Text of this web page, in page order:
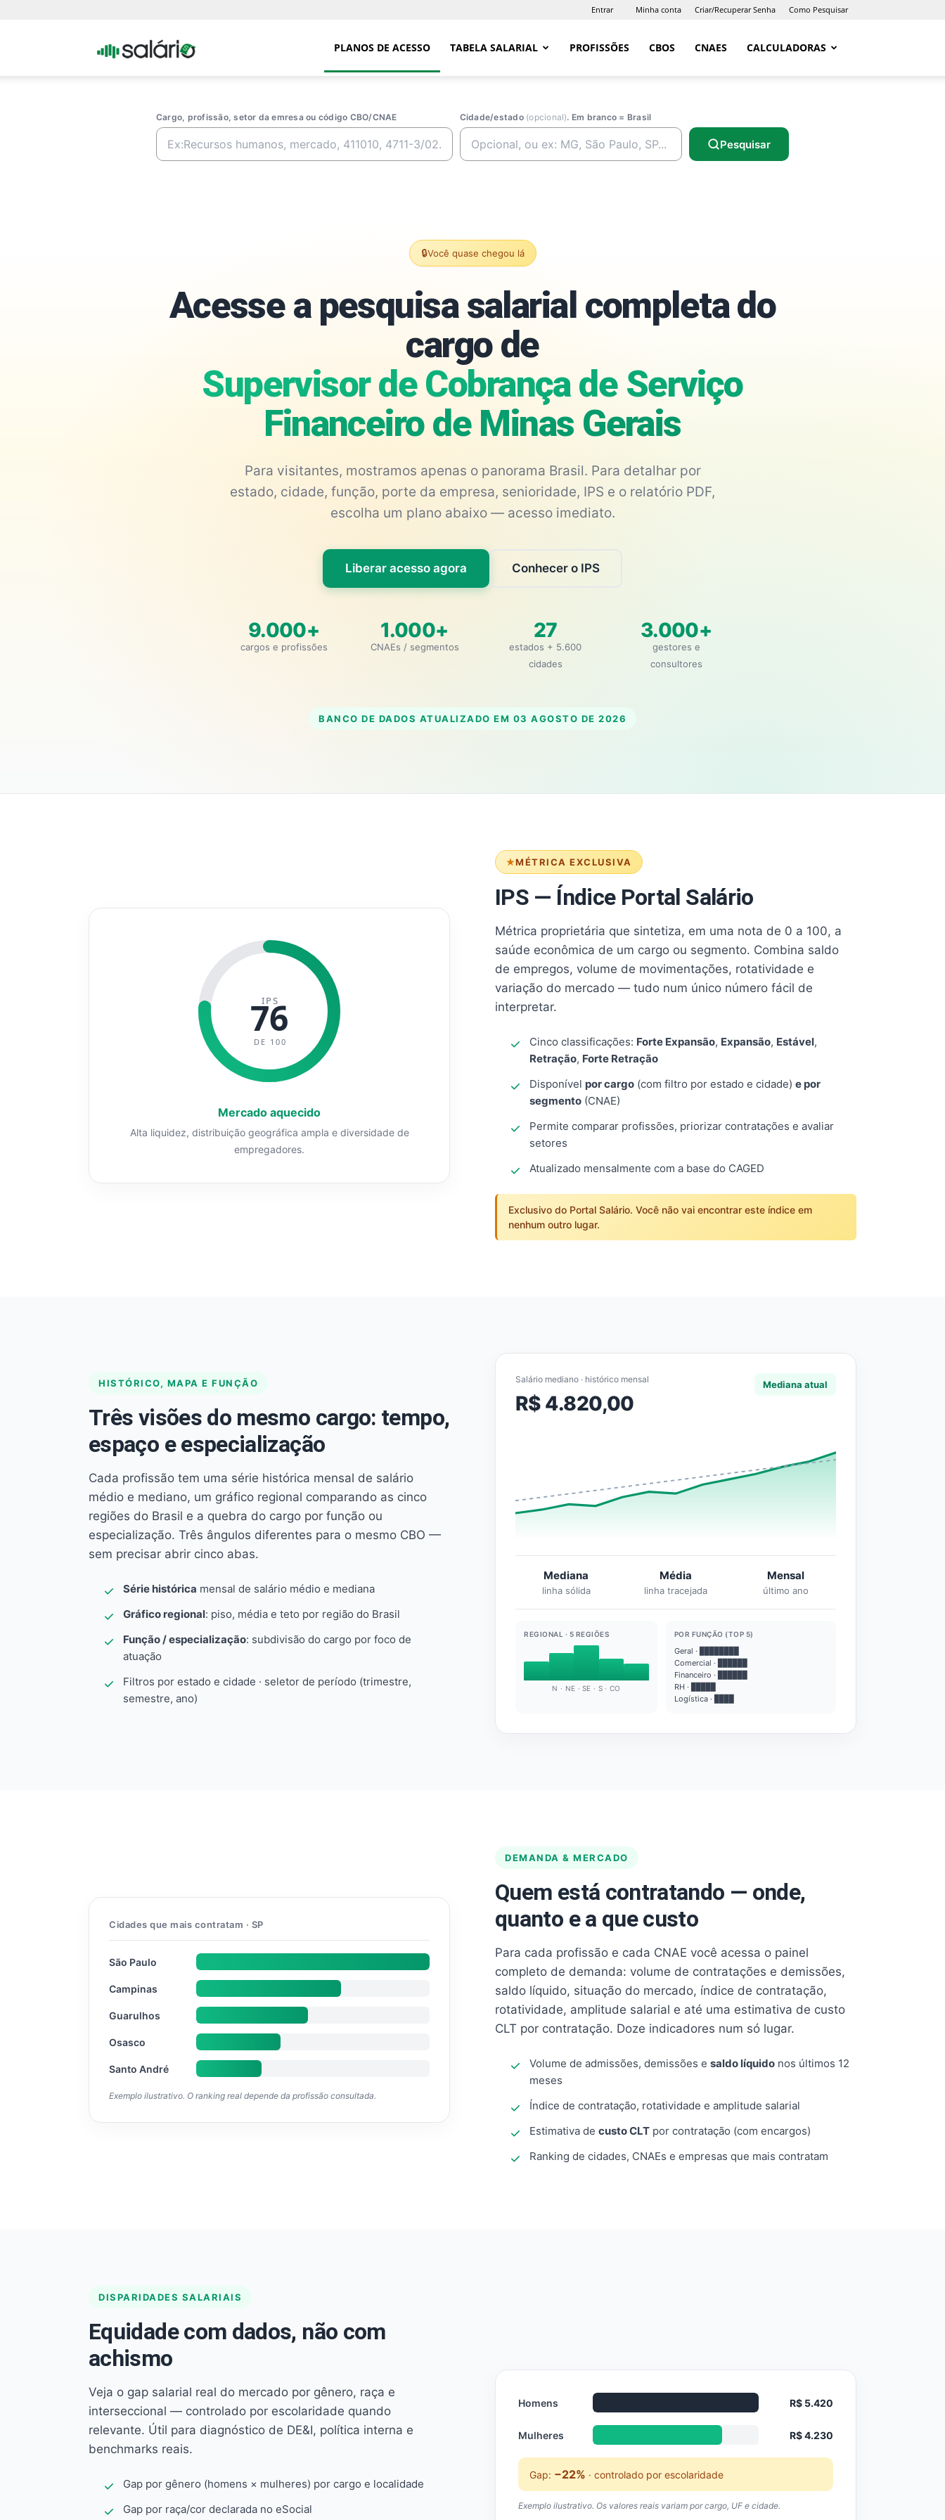
Entrar Minha conta Criar/Recuperar Senha Como Pesquisar
Portal PLANOS DE ACESSO TABELA SALARIAL PROFISSÕES CBOS CNAES CALCULADORAS
Cargo, profissão, setor da emresa ou código CBO/CNAE Cidade/estado (opcional). Em branco = Brasil
Pesquisar
🔒Você quase chegou lá
Acesse a pesquisa salarial completa do
cargo de
Supervisor de Cobrança de Serviço
Financeiro de Minas Gerais
Para visitantes, mostramos apenas o panorama Brasil. Para detalhar por
estado, cidade, função, porte da empresa, senioridade, IPS e o relatório PDF,
escolha um plano abaixo — acesso imediato.
Liberar acesso agora Conhecer o IPS
9.000+
cargos e profissões
1.000+
CNAEs / segmentos
27
estados + 5.600
cidades
3.000+
gestores e
consultores
BANCO DE DADOS ATUALIZADO EM 03 AGOSTO DE 2026
MÉTRICA EXCLUSIVA
IPS — Índice Portal Salário
Métrica proprietária que sintetiza, em uma nota de 0 a 100, a
saúde econômica de um cargo ou segmento. Combina saldo
de empregos, volume de movimentações, rotatividade e
variação do mercado — tudo num único número fácil de
interpretar.
Cinco classificações: Forte Expansão, Expansão, Estável,
Retração, Forte Retração
Disponível por cargo (com filtro por estado e cidade) e por
segmento (CNAE)
Permite comparar profissões, priorizar contratações e avaliar
setores
Atualizado mensalmente com a base do CAGED
Exclusivo do Portal Salário. Você não vai encontrar este índice em
nenhum outro lugar.
IPS
76
DE 100
Mercado aquecido
Alta liquidez, distribuição geográfica ampla e diversidade de
empregadores.
HISTÓRICO, MAPA E FUNÇÃO
Três visões do mesmo cargo: tempo,
espaço e especialização
Cada profissão tem uma série histórica mensal de salário
médio e mediano, um gráfico regional comparando as cinco
regiões do Brasil e a quebra do cargo por função ou
especialização. Três ângulos diferentes para o mesmo CBO —
sem precisar abrir cinco abas.
Série histórica mensal de salário médio e mediana
Gráfico regional: piso, média e teto por região do Brasil
Função / especialização: subdivisão do cargo por foco de
atuação
Filtros por estado e cidade · seletor de período (trimestre,
semestre, ano)
Salário mediano · histórico mensal
R$ 4.820,00
Mediana atual
Mediana
linha sólida
Média
linha tracejada
Mensal
último ano
REGIONAL · 5 REGIÕES
N · NE · SE · S · CO
POR FUNÇÃO (TOP 5)
Geral · ████████
Comercial · ██████
Financeiro · ██████
RH · █████
Logística · ████
DEMANDA & MERCADO
Quem está contratando — onde,
quanto e a que custo
Para cada profissão e cada CNAE você acessa o painel
completo de demanda: volume de contratações e demissões,
saldo líquido, situação do mercado, índice de contratação,
rotatividade, amplitude salarial e até uma estimativa de custo
CLT por contratação. Doze indicadores num só lugar.
Volume de admissões, demissões e saldo líquido nos últimos 12
meses
Índice de contratação, rotatividade e amplitude salarial
Estimativa de custo CLT por contratação (com encargos)
Ranking de cidades, CNAEs e empresas que mais contratam
Cidades que mais contratam · SP
São Paulo
Campinas
Guarulhos
Osasco
Santo André
Exemplo ilustrativo. O ranking real depende da profissão consultada.
DISPARIDADES SALARIAIS
Equidade com dados, não com
achismo
Veja o gap salarial real do mercado por gênero, raça e
interseccional — controlado por escolaridade quando
relevante. Útil para diagnóstico de DE&I, política interna e
benchmarks reais.
Gap por gênero (homens × mulheres) por cargo e localidade
Gap por raça/cor declarada no eSocial
Homens R$ 5.420
Mulheres R$ 4.230
Gap: −22% · controlado por escolaridade
Exemplo ilustrativo. Os valores reais variam por cargo, UF e cidade.